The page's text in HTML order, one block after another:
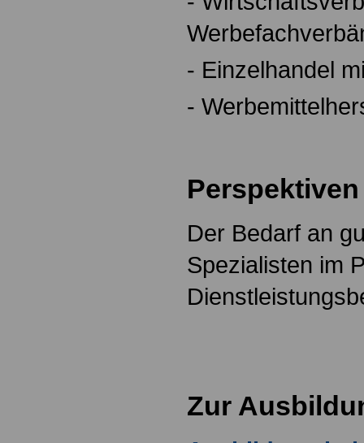
- Einzelhandel
-
Perspektiven
Der Bedarf an
Spezialisten im
Zur